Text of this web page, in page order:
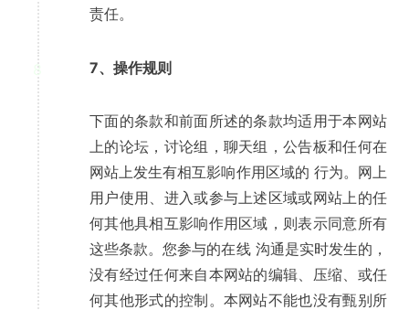
责任。
8 7、操作规则
下面的条款和前面所述的条款均适用于本网站
上的论坛，讨论组，聊天组，公告板和任何在
网站上发生有相互影响作用区域的 行为。网上
用户使用、进入或参与上述区域或网站上的任
何其他具相互影响作用区域，则表示同意所有
这些条款。您参与的在线 沟通是实时发生的，
没有经过任何来自本网站的编辑、压缩、或任
何其他形式的控制。本网站不能也没有甄别所